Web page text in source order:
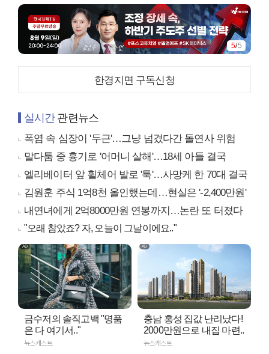
5/5
한경지면 구독신청
실시간관련뉴스
폭염 속 심장이 '두근'…그냥 넘겼다간 돌연사 위험
말다툼 중 흉기로 '어머니 살해'…18세 아들 결국
엘리베이터 앞 휠체어 발로 '툭'…사망케 한 70대 결국
김원훈 주식 1억8천 올인했는데…현실은 '-2,400만원'
내연녀에게 2억8000만원 연봉까지…논란 또 터졌다
"오래 참았죠? 자, 오늘이 그날이에요.."
금수저의 솔직고백 "명품
은 다 여기서.."
뉴스캐스트
충남 홍성 집값 난리났다!
2000만원으로 내집 마련..
뉴스캐스트